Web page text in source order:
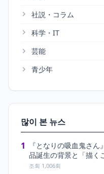
社説・コラム
科学・IT
芸能
青少年
많이 본 뉴스
1
『となりの吸血鬼さ
品誕生の背景と「描く
조회 1,006회